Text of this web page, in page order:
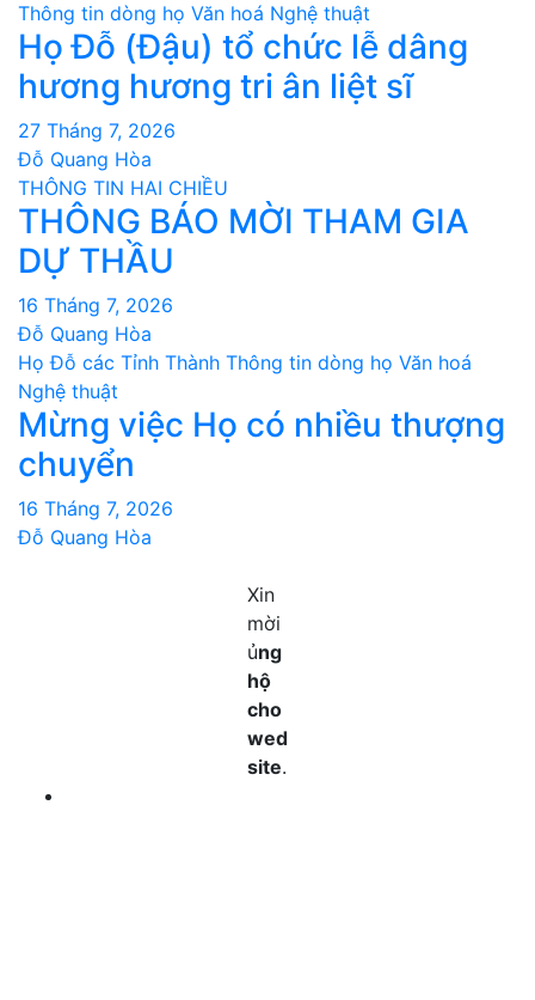
Thông tin dòng họ Văn hoá Nghệ thuật
Họ Đỗ (Đậu) tổ chức lễ dâng
hương hương tri ân liệt sĩ
27 Tháng 7, 2026
Đỗ Quang Hòa
THÔNG TIN HAI CHIỀU
THÔNG BÁO MỜI THAM GIA
DỰ THẦU
16 Tháng 7, 2026
Đỗ Quang Hòa
Họ Đỗ các Tỉnh Thành Thông tin dòng họ Văn hoá
Nghệ thuật
Mừng việc Họ có nhiều thượng
chuyển
16 Tháng 7, 2026
Đỗ Quang Hòa
Xin
mời
ủng
hộ
cho
wed
site.